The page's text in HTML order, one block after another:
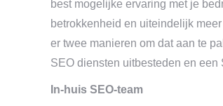
best mogelijke ervaring met je
betrokkenheid en uiteindelijk
er twee manieren om dat aan te
SEO diensten uitbesteden en een
In-huis SEO-team